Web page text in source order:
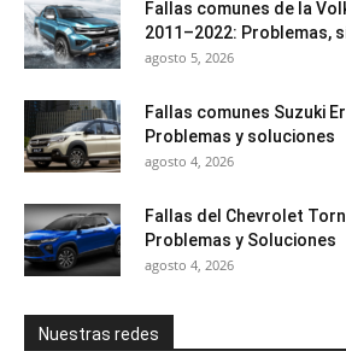
Fallas comunes de la
2011–2022: Problemas,
agosto 5, 2026
Fallas comunes Suzuki
Problemas y soluciones
agosto 4, 2026
Fallas del Chevrolet
Problemas y Soluciones
agosto 4, 2026
Nuestras redes